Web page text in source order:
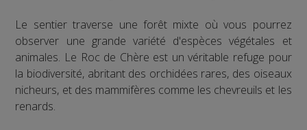
Le sentier traverse une forêt mixte où vous pourrez
observer une grande variété d'espèces végétales et
animales. Le Roc de Chère est un véritable refuge pour
la biodiversité, abritant des orchidées rares, des oiseaux
nicheurs, et des mammifères comme les chevreuils et les
renards.